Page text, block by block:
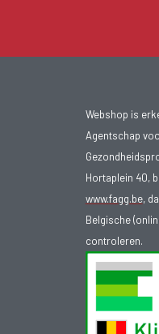
Webshop is
Agentschap
Hortaplein 40,
www.fagg.be,
Belgische
controleren.